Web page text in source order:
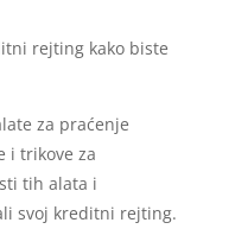
rejting kako biste
za praćenje
i trikove za
tih alata i
svoj kreditni rejting.